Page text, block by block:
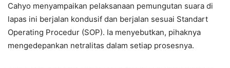
Cahyo menyampaikan pelaksanaan pemungutan suara di
lapas ini berjalan kondusif dan berjalan sesuai Standart
Operating Procedur (SOP). Ia menyebutkan, pihaknya
mengedepankan netralitas dalam setiap prosesnya.